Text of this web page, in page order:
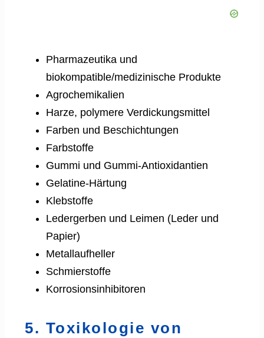
Pharmazeutika und
biokompatible/medizinische Produkte
Agrochemikalien
Harze, polymere Verdickungsmittel
Farben und Beschichtungen
Farbstoffe
Gummi und Gummi-Antioxidantien
Gelatine-Härtung
Klebstoffe
Ledergerben und Leimen (Leder und
Papier)
Metallaufheller
Schmierstoffe
Korrosionsinhibitoren
5. Toxikologie von